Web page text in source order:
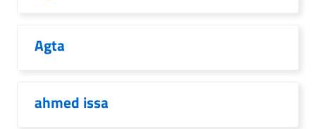
Agta
ahmed issa